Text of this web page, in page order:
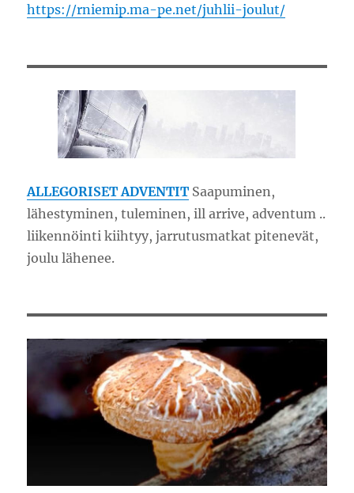
https://rniemip.ma-pe.net/juhlii-joulut/
ALLEGORISET ADVENTIT Saapuminen,
lähestyminen, tuleminen, ill arrive, adventum ..
liikennöinti kiihtyy, jarrutusmatkat pitenevät,
joulu lähenee.